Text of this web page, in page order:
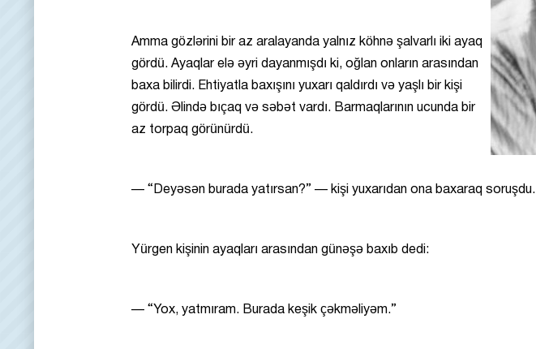
Amma gözlərini bir az aralayanda yalnız köhnə şalvarlı iki ayaq
gördü. Ayaqlar elə əyri dayanmışdı ki, oğlan onların arasından
baxa bilirdi. Ehtiyatla baxışını yuxarı qaldırdı və yaşlı bir kişi
gördü. Əlində bıçaq və səbət vardı. Barmaqlarının ucunda bir
az torpaq görünürdü.
— “Deyəsən burada yatırsan?” — kişi yuxarıdan ona baxaraq soruşdu.
Yürgen kişinin ayaqları arasından günəşə baxıb dedi:
— “Yox, yatmıram. Burada keşik çəkməliyəm.”